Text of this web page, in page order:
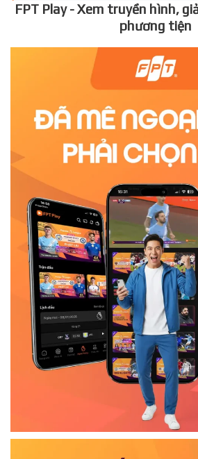
FPT Play - Xem truyền hình,
phương tiện